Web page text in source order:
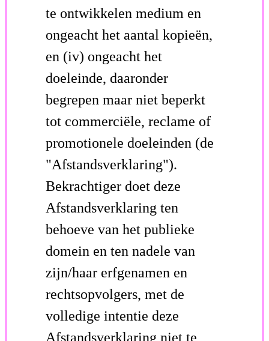
te ontwikkelen medium en
ongeacht het aantal kopieën,
en (iv) ongeacht het
doeleinde, daaronder
begrepen maar niet beperkt
tot commerciële, reclame of
promotionele doeleinden (de
"Afstandsverklaring").
Bekrachtiger doet deze
Afstandsverklaring ten
behoeve van het publieke
domein en ten nadele van
zijn/haar erfgenamen en
rechtsopvolgers, met de
volledige intentie deze
Afstandsverklaring niet te